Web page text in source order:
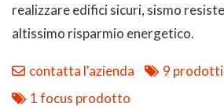
realizzare edifici sicuri, sismo
altissimo risparmio energetico.
contatta l'azienda
9 prodotti
1 focus prodotto